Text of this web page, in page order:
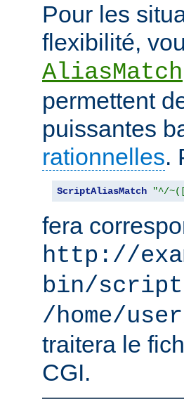
Pour les
flexibilité,
AliasMatch
permettent
puissantes
rationnelles.
ScriptAliasMatch "^/
fera
http://
bin/
/home/
traitera le
CGI.